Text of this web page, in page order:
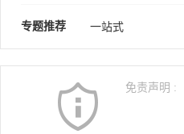
专题推荐 一站式
免责声明 :